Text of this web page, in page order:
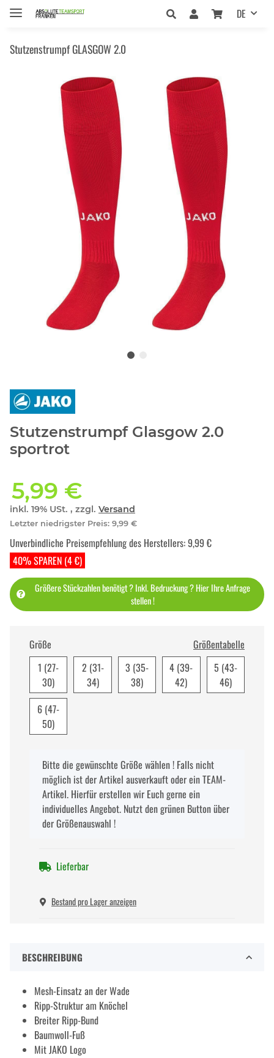
DE
Stutzenstrumpf GLASGOW 2.0
Stutzenstrumpf Glasgow 2.0
sportrot
5,99 €
inkl. 19% USt. , zzgl. Versand
Letzter niedrigster Preis: 9,99 €
40% SPAREN (4 €)
Unverbindliche Preisempfehlung des Herstellers:9,99 €
Größere Stückzahlen benötigt ? Inkl. Bedruckung ? Hier Ihre Anfrage
stellen !
Größe
Größentabelle
1 (27-
30)
2 (31-
34)
3 (35-
38)
4 (39-
42)
5 (43-
46)
6 (47-
50)
xBitte die gewünschte Größe wählen ! Falls nicht
möglich ist der Artikel ausverkauft oder ein TEAM-
Artikel. Hierfür erstellen wir Euch gerne ein
individuelles Angebot. Nutzt den grünen Button über
der Größenauswahl !
Lieferbar
Bestand pro Lager anzeigen
BESCHREIBUNG
Mesh-Einsatz an der Wade
Ripp-Struktur am Knöchel
Breiter Ripp-Bund
Baumwoll-Fuß
Mit JAKO Logo